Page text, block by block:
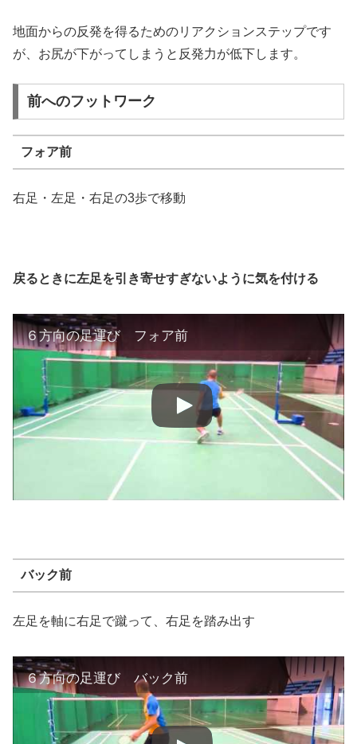
地面からの反発を得るためのリアクションステップです
が、お尻が下がってしまうと反発力が低下します。
前へのフットワーク
フォア前
右足・左足・右足の3歩で移動
戻るときに左足を引き寄せすぎないように気を付ける
６方向の足運び フォア前
バック前
左足を軸に右足で蹴って、右足を踏み出す
６方向の足運び バック前